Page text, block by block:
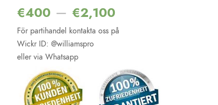
alapján
€400 – €2,100
För partihandel kontakta oss på
Wickr ID: @williamspro
eller via Whatsapp